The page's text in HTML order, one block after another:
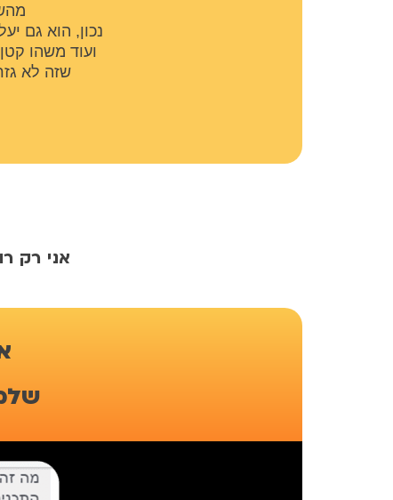
​נכון, הוא גם
ועוד משהו
​שזה לא
​אני רק